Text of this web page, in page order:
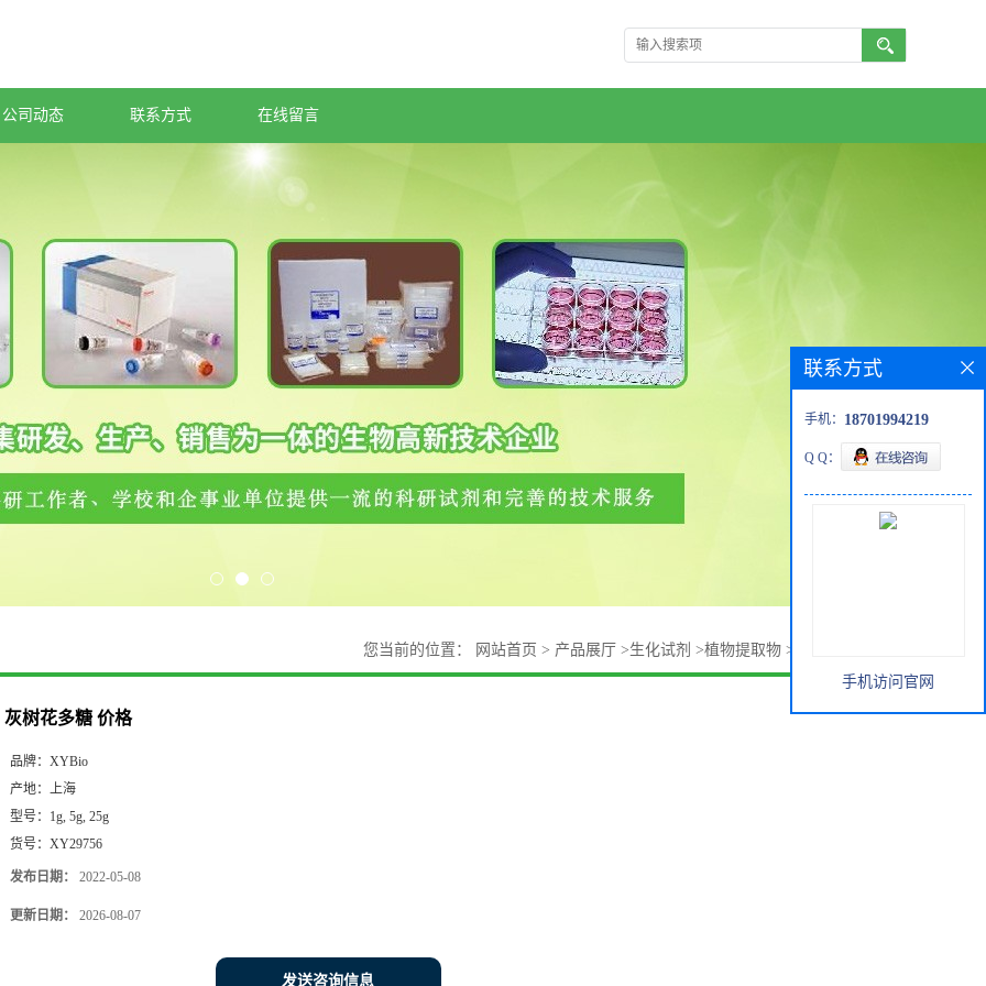
公司动态 联系方式 在线留言
您当前的位置： 网站首页 > 产品展厅 >生化试剂 >植物提取物 >
灰树花多糖 价格
品牌： XYBio
产地： 上海
型号： 1g, 5g, 25g
货号： XY29756
发布日期： 2022-05-08
更新日期： 2026-08-07
发送咨询信息
联系方式
手机： 18701994219
Q Q：
手机访问官网